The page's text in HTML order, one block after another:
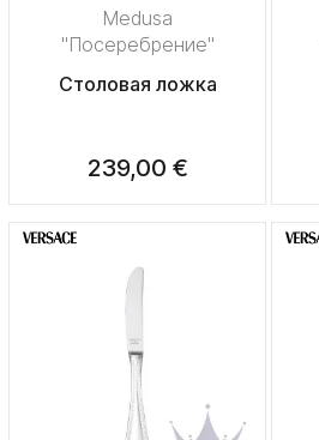
Medusa
"Посеребрение"
Столовая ложка
239,00 €